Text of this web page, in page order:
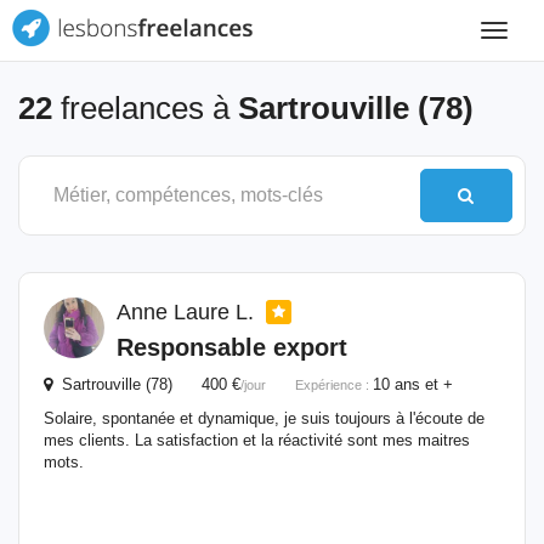
Toggle
22 freelances à Sartrouville (78)
Anne Laure L.
Responsable export
Sartrouville (78) 400 €/jour Expérience : 10 ans et +
Solaire, spontanée et dynamique, je suis toujours à l'écoute de
mes clients. La satisfaction et la réactivité sont mes maitres
mots.